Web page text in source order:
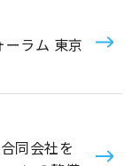
ラム 東京
同会社を